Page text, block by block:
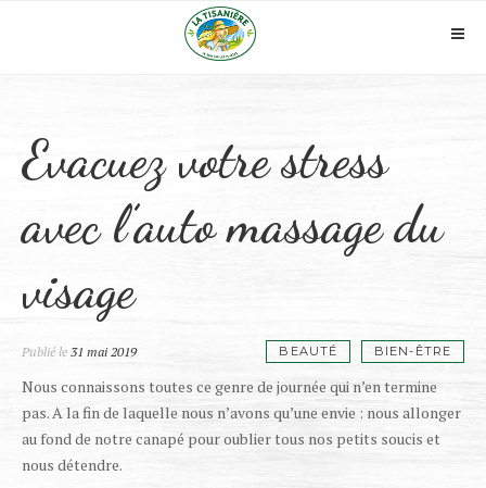
Evacuez votre stress
avec l’auto massage du
visage
Publié le 31 mai 2019 BEAUTÉ BIEN-ÊTRE
Nous connaissons toutes ce genre de journée qui n’en termine
pas. A la fin de laquelle nous n’avons qu’une envie : nous allonger
au fond de notre canapé pour oublier tous nos petits soucis et
nous détendre.